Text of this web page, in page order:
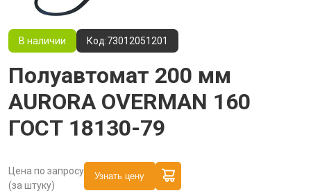
В наличии Код:73012051201
Полуавтомат 200 мм
AURORA OVERMAN 160
ГОСТ 18130-79
Цена по запросу
(за штуку)
Узнать цену